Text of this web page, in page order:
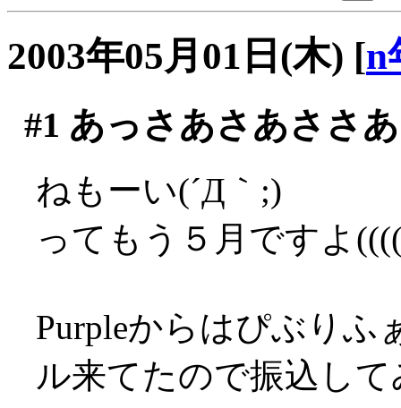
2003年05月01日(木) [n
#1 あっさあさあささ
ねもーい(´Д｀;)
ってもう５月ですよ
Purpleからはぴぶりふ
ル来てたので振込し